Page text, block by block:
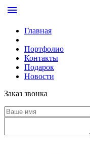
menu
Главная
Портфолио
Контакты
Подарок
Новости
Заказ звонка